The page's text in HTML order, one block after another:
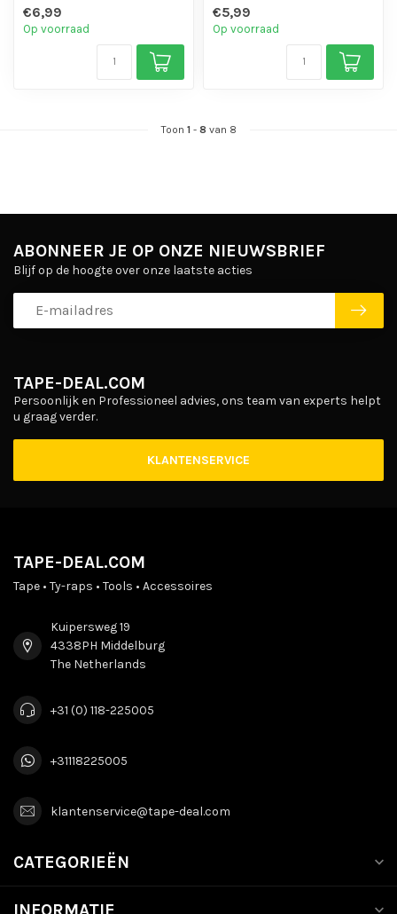
€6,99
Op voorraad
laag energieverbruik
€5,99
Op voorraad
Toon 1- 8 van 8
TAPE-DEAL.COM
Persoonlijk en Professioneel advies, ons team van experts helpt
u graag verder.
KLANTENSERVICE
ABONNEER JE OP ONZE NIEUWSBRIEF
Blijf op de hoogte over onze laatste acties
TAPE-DEAL.COM
Tape • Ty-raps • Tools • Accessoires
Kuipersweg 19
4338PH Middelburg
The Netherlands
+31 (0) 118-225005
+31118225005
klantenservice@tape-deal.com
CATEGORIEËN